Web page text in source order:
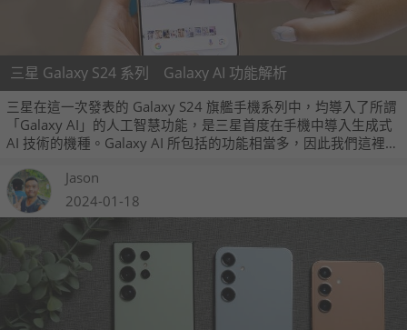
三星 Galaxy S24 系列 Galaxy AI 功能解析
三星在這一次發表的 Galaxy S24 旗艦手機系列中，均導入了所謂
「Galaxy AI」的人工智慧功能，是三星首度在手機中導入生成式
AI 技術的機種。Galaxy AI 所包括的功能相當多，因此我們這裡就
Jason
2024-01-18